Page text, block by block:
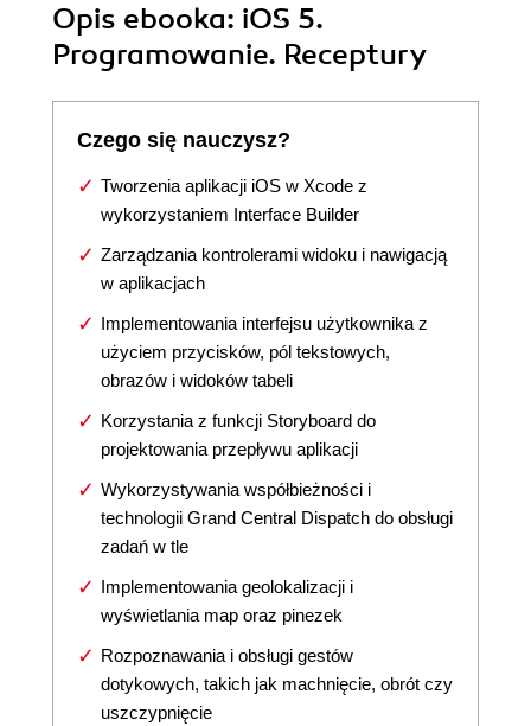
Opis ebooka: iOS 5.
Programowanie. Receptury
Czego się nauczysz?
Tworzenia aplikacji iOS w Xcode z
wykorzystaniem Interface Builder
Zarządzania kontrolerami widoku i nawigacją
w aplikacjach
Implementowania interfejsu użytkownika z
użyciem przycisków, pól tekstowych,
obrazów i widoków tabeli
Korzystania z funkcji Storyboard do
projektowania przepływu aplikacji
Wykorzystywania współbieżności i
technologii Grand Central Dispatch do obsługi
zadań w tle
Implementowania geolokalizacji i
wyświetlania map oraz pinezek
Rozpoznawania i obsługi gestów
dotykowych, takich jak machnięcie, obrót czy
uszczypnięcie